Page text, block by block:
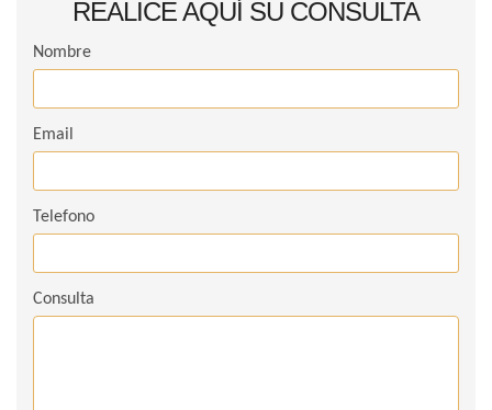
REALICE AQUÍ SU CONSULTA
Nombre
Email
Telefono
Consulta